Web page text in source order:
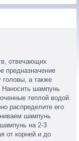
отвечающих
предназначение
а также
Наносить шампунь
теплой водой.
распределите его
шампунь
на 2-3
от корней и до